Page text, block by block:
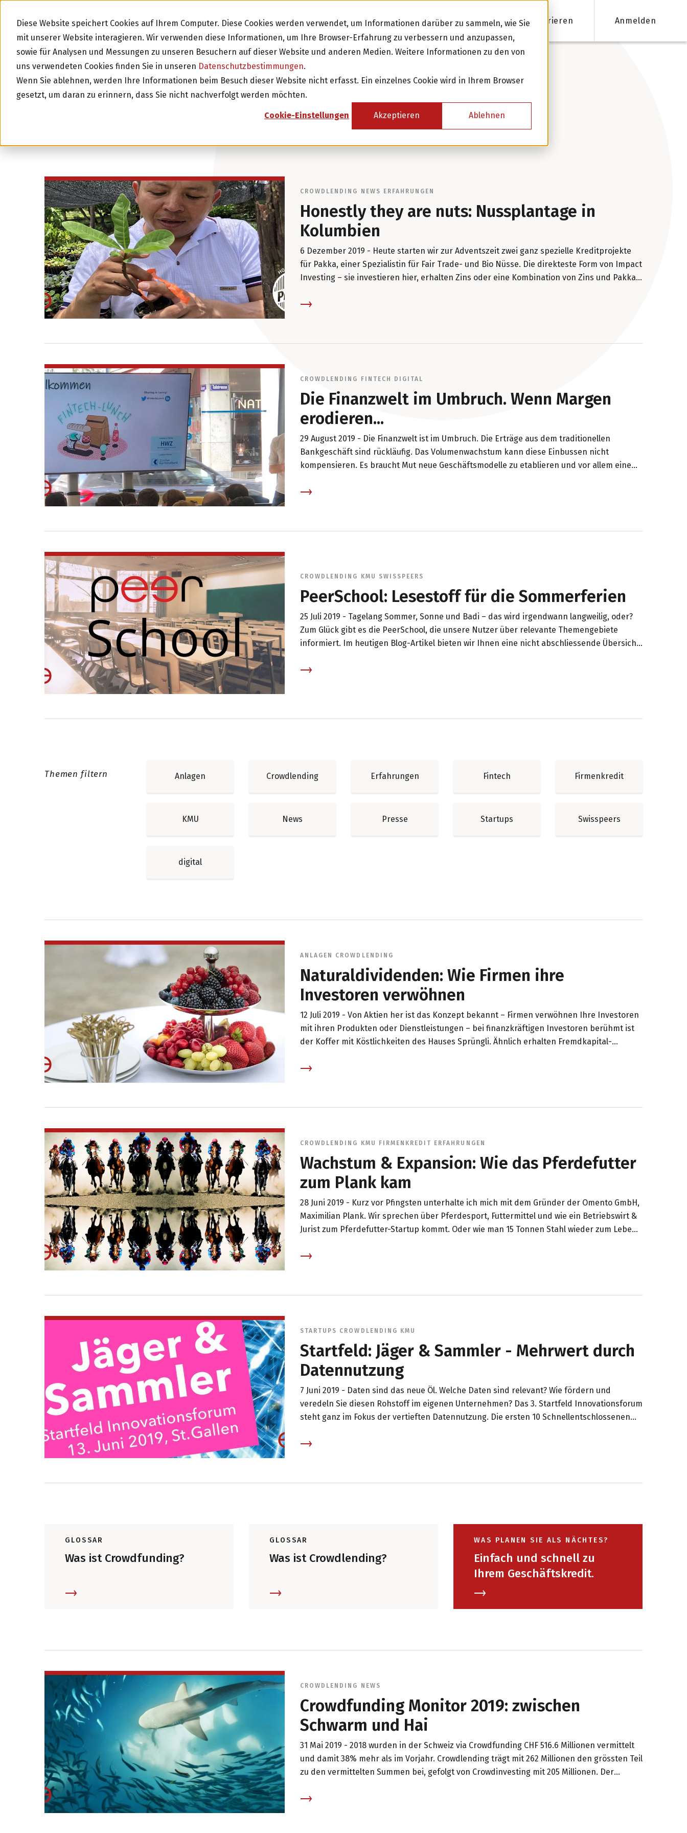
Diese Website speichert Cookies auf Ihrem Computer. Diese Cookies werden verwendet, um Informationen darüber zu sammeln, wie Sie
mit unserer Website interagieren. Wir verwenden diese Informationen, um Ihre Browser-Erfahrung zu verbessern und anzupassen,
sowie für Analysen und Messungen zu unseren Besuchern auf dieser Website und anderen Medien. Weitere Informationen zu den von
uns verwendeten Cookies finden Sie in unseren Datenschutzbestimmungen.
Wenn Sie ablehnen, werden Ihre Informationen beim Besuch dieser Website nicht erfasst. Ein einzelnes Cookie wird in Ihrem Browser
gesetzt, um daran zu erinnern, dass Sie nicht nachverfolgt werden möchten.
Cookie-Einstellungen Akzeptieren Ablehnen
BLOG Registrieren Anmelden
Investieren
Investition in Schweizer Unternehmen
Attraktive Renditen mit monatlichen
Investor werden
Finanzieren
Firmenkredite ab 50'000 CHF
Persönliche Beratung für Ihre Finanzierung
Beiträge über
CROWDLENDING NEWS ERFAHRUNGEN
Honestly they are nuts: Nussplantage in
Kolumbien
6 Dezember 2019 - Heute starten wir zur Adventszeit zwei ganz spezielle Kreditprojekte
für Pakka, einer Spezialistin für Fair Trade- und Bio Nüsse. Die direkteste Form von Impact
Investing – sie investieren hier, erhalten Zins oder eine Kombination von Zins und Pakka
Quadratkilometer grosse Cashewnuss-Farm auf, bringt Jobs in die Region und gute Nüsse
CROWDLENDING FINTECH DIGITAL
Die Finanzwelt im Umbruch. Wenn Margen
erodieren...
29 August 2019 - Die Finanzwelt ist im Umbruch. Die Erträge aus dem traditionellen
Bankgeschäft sind rückläufig. Das Volumenwachstum kann diese Einbussen nicht
kompensieren. Es braucht Mut neue Geschäftsmodelle zu etablieren und vor allem eine
Aufbau eines Ökosystems: miteinander reden und verstehen, wer was macht und wer
CROWDLENDING KMU SWISSPEERS
PeerSchool: Lesestoff für die Sommerferien
25 Juli 2019 - Tagelang Sommer, Sonne und Badi – das wird irgendwann langweilig, oder?
Zum Glück gibt es die PeerSchool, die unsere Nutzer über relevante Themengebiete
informiert. Im heutigen Blog-Artikel bieten wir Ihnen eine nicht abschliessende Übersicht
Themen filtern Anlagen Crowdlending Erfahrungen Fintech Firmenkredit
KMU News Presse Startups Swisspeers
digital
ANLAGEN CROWDLENDING
Naturaldividenden: Wie Firmen ihre
Investoren verwöhnen
12 Juli 2019 - Von Aktien her ist das Konzept bekannt – Firmen verwöhnen Ihre Investoren
mit ihren Produkten oder Dienstleistungen – bei finanzkräftigen Investoren berühmt ist
der Koffer mit Köstlichkeiten des Hauses Sprüngli. Ähnlich erhalten Fremdkapital-
Goodies und Bhalties. Einige Beispiele in unserem heutigen Post.
CROWDLENDING KMU FIRMENKREDIT ERFAHRUNGEN
Wachstum & Expansion: Wie das Pferdefutter
zum Plank kam
28 Juni 2019 - Kurz vor Pfingsten unterhalte ich mich mit dem Gründer der Omento GmbH,
Maximilian Plank. Wir sprechen über Pferdesport, Futtermittel und wie ein Betriebswirt &
Jurist zum Pferdefutter-Startup kommt. Oder wie man 15 Tonnen Stahl wieder zum Leben
STARTUPS CROWDLENDING KMU
Startfeld: Jäger & Sammler - Mehrwert durch
Datennutzung
7 Juni 2019 - Daten sind das neue Öl. Welche Daten sind relevant? Wie fördern und
veredeln Sie diesen Rohstoff im eigenen Unternehmen? Das 3. Startfeld Innovationsforum
steht ganz im Fokus der vertieften Datennutzung. Die ersten 10 Schnellentschlossenen
Posts.
GLOSSAR
Was ist Crowdfunding?
GLOSSAR
Was ist Crowdlending?
WAS PLANEN SIE ALS NÄCHTES?
Einfach und schnell zu
Ihrem Geschäftskredit.
CROWDLENDING NEWS
Crowdfunding Monitor 2019: zwischen
Schwarm und Hai
31 Mai 2019 - 2018 wurden in der Schweiz via Crowdfunding CHF 516.6 Millionen vermittelt
und damit 38% mehr als im Vorjahr. Crowdlending trägt mit 262 Millionen den grössten Teil
zu den vermittelten Summen bei, gefolgt von Crowdinvesting mit 205 Millionen. Der